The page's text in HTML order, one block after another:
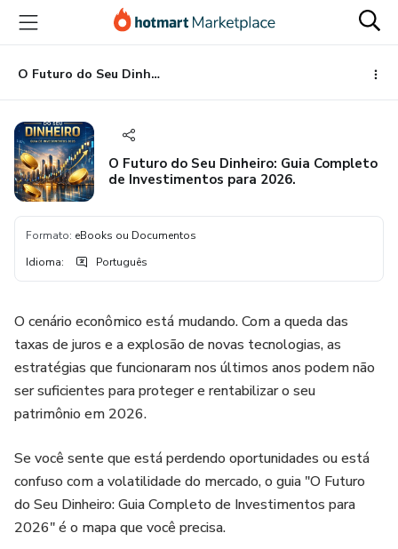
para
conteúdo
principal
para
pagamento
para
rodapé
O Futuro do Seu Dinheiro: Guia Completo de Investimentos para 2026.
O Futuro do Seu Dinheiro: Guia Completo
de Investimentos para 2026.
Formato: eBooks ou Documentos
Idioma: Português
O cenário econômico está mudando. Com a queda das
taxas de juros e a explosão de novas tecnologias, as
estratégias que funcionaram nos últimos anos podem não
ser suficientes para proteger e rentabilizar o seu
patrimônio em 2026.
Se você sente que está perdendo oportunidades ou está
confuso com a volatilidade do mercado, o guia "O Futuro
do Seu Dinheiro: Guia Completo de Investimentos para
2026" é o mapa que você precisa.